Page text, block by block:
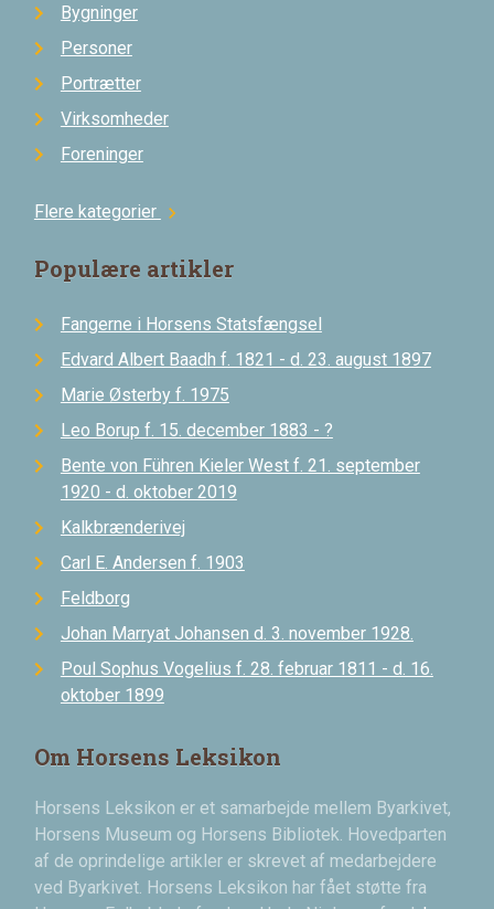
Bygninger
Personer
Portrætter
Virksomheder
Foreninger
Flere kategorier chevron_right
Populære artikler
Fangerne i Horsens Statsfængsel
Edvard Albert Baadh f. 1821 - d. 23. august 1897
Marie Østerby f. 1975
Leo Borup f. 15. december 1883 - ?
Bente von Führen Kieler West f. 21. september
1920 - d. oktober 2019
Kalkbrænderivej
Carl E. Andersen f. 1903
Feldborg
Johan Marryat Johansen d. 3. november 1928.
Poul Sophus Vogelius f. 28. februar 1811 - d. 16.
oktober 1899
Om Horsens Leksikon
Horsens Leksikon er et samarbejde mellem Byarkivet,
Horsens Museum og Horsens Bibliotek. Hovedparten
af de oprindelige artikler er skrevet af medarbejdere
ved Byarkivet. Horsens Leksikon har fået støtte fra